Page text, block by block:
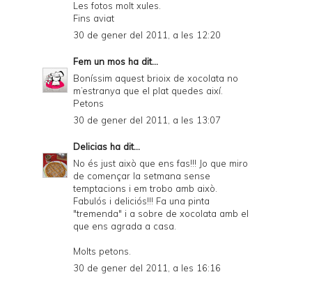
Les fotos molt xules.
Fins aviat
30 de gener del 2011, a les 12:20
Fem un mos ha dit...
Boníssim aquest brioix de xocolata no
m’estranya que el plat quedes així.
Petons
30 de gener del 2011, a les 13:07
Delicias ha dit...
No és just això que ens fas!!! Jo que miro
de començar la setmana sense
temptacions i em trobo amb això.
Fabulós i deliciós!!! Fa una pinta
"tremenda" i a sobre de xocolata amb el
que ens agrada a casa.
Molts petons.
30 de gener del 2011, a les 16:16